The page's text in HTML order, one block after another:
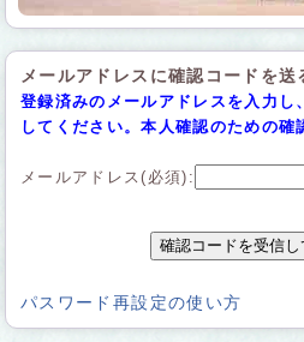
メールアドレスに確認コードを送
登録済みのメールアドレスを入力し
してください。本人確認のための確
メールアドレス(必須):
パスワード再設定の使い方
ウ